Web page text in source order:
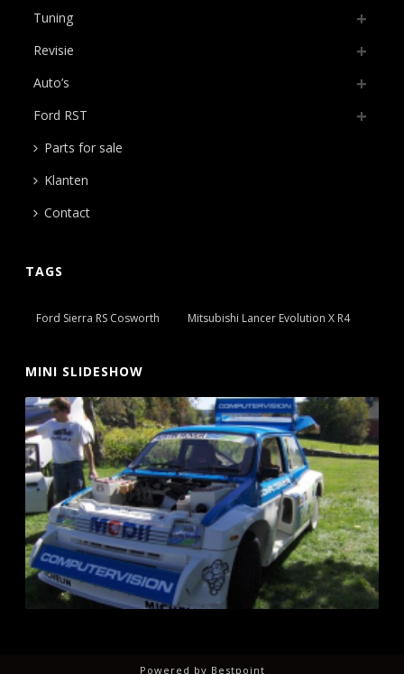
Tuning
Revisie
Auto’s
Ford RST
Parts for sale
Klanten
Contact
TAGS
Ford Sierra RS Cosworth Mitsubishi Lancer Evolution X R4
MINI SLIDESHOW
Powered by Bestpoint